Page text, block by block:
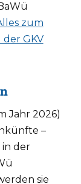
zum
GKV
Jahr 2026)
–
in der
sie